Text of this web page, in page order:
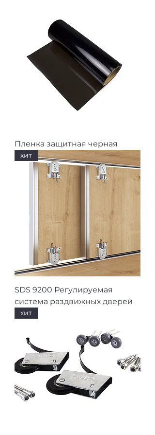
Пленка защитная черная
хит
SDS 9200 Регулируемая
система раздвижных дверей
хит